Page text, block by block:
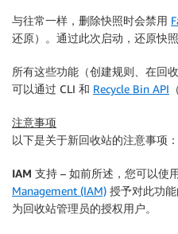
与往常一样，删除快照时会禁用
还原）。通过此次启动，还原快
所有这些功能（创建规则、在回
可以通过 CLI 和 Recycle Bin API
注意事项
以下是关于新回收站的注意事项：
IAM 支持 – 如前所述，您可以使用
Management (IAM) 授予对此功
为回收站管理员的授权用户。